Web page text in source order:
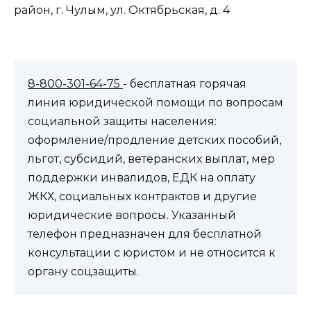
район, г. Чулым, ул. Октябрьская, д. 4
8-800-301-64-75 - бесплатная горячая
линия юридической помощи по вопросам
социальной защиты населения:
оформление/продление детских пособий,
льгот, субсидий, ветеранских выплат, мер
поддержки инвалидов, ЕДК на оплату
ЖКХ, социальных контрактов и другие
юридические вопросы. Указанный
телефон предназначен для бесплатной
консультации с юристом и не относится к
органу соцзащиты.